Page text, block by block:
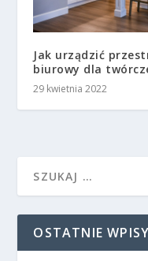
Jak urządzić
biurowy dla
29 kwietnia 2022
OSTATNIE WPISY